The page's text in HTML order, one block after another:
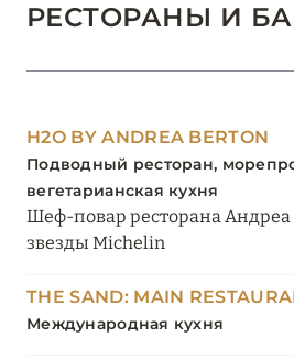
РЕСТОРАНЫ И
H2O BY ANDREA BERTON
Подводный ресторан,
вегетарианская кухня
Шеф-повар ресторана Андреа
звезды Michelin
THE SAND: MAIN
Международная кухня